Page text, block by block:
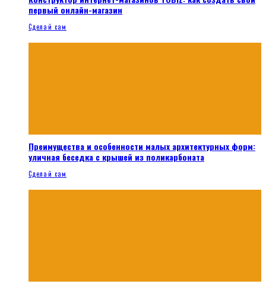
первый онлайн-магазин
Сделай сам
Преимущества и особенности малых архитектурных форм:
уличная беседка с крышей из поликарбоната
Сделай сам